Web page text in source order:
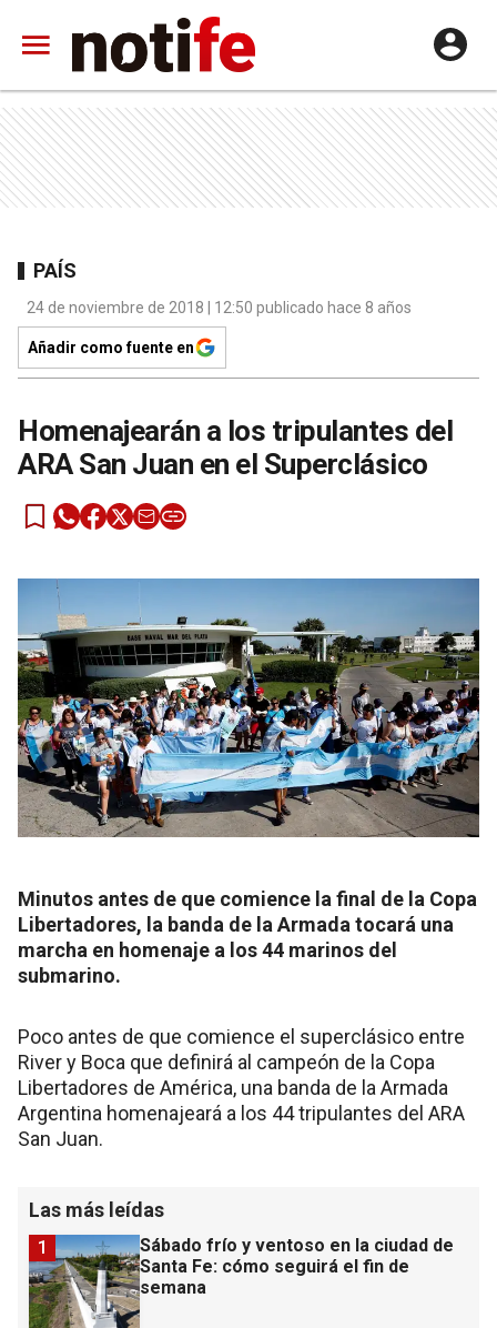
PAÍS
24 de noviembre de 2018 | 12:50 publicado hace 8 años
Añadir como fuente en
Homenajearán a los tripulantes del
ARA San Juan en el Superclásico
Minutos antes de que comience la final de la Copa
Libertadores, la banda de la Armada tocará una
marcha en homenaje a los 44 marinos del
submarino.
Poco antes de que comience el superclásico entre
River y Boca que definirá al campeón de la Copa
Libertadores de América, una banda de la Armada
Argentina homenajeará a los 44 tripulantes del ARA
San Juan.
Las más leídas
Sábado frío y ventoso en la ciudad de
Santa Fe: cómo seguirá el fin de
semana
1